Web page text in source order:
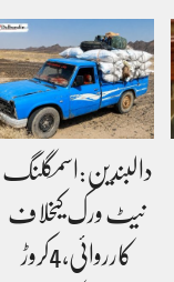
دالبندین:اسمگلنگ
نیٹ ورک کیخلاف
کارروائی،4کروڑ